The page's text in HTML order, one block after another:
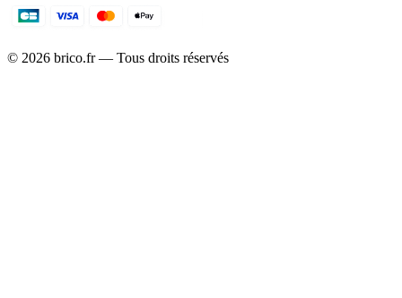
© 2026 brico.fr — Tous droits réservés